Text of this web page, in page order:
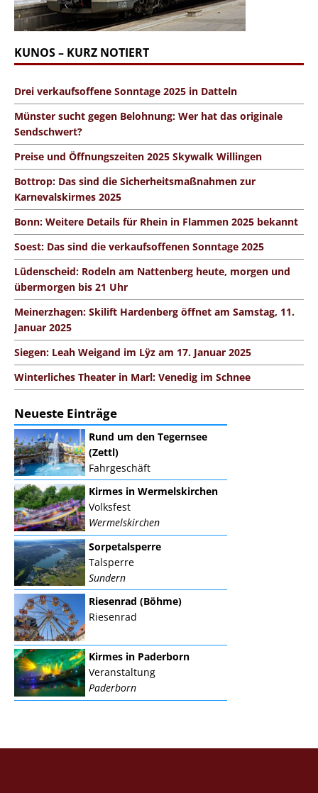
KUNOS – KURZ NOTIERT
Drei verkaufsoffene Sonntage 2025 in Datteln
Münster sucht gegen Belohnung: Wer hat das originale
Sendschwert?
Preise und Öffnungszeiten 2025 Skywalk Willingen
Bottrop: Das sind die Sicherheitsmaßnahmen zur
Karnevalskirmes 2025
Bonn: Weitere Details für Rhein in Flammen 2025 bekannt
Soest: Das sind die verkaufsoffenen Sonntage 2025
Lüdenscheid: Rodeln am Nattenberg heute, morgen und
übermorgen bis 21 Uhr
Meinerzhagen: Skilift Hardenberg öffnet am Samstag, 11.
Januar 2025
Siegen: Leah Weigand im Lÿz am 17. Januar 2025
Winterliches Theater in Marl: Venedig im Schnee
Neueste Einträge
Rund um den Tegernsee
(Zettl)
Fahrgeschäft
Kirmes in Wermelskirchen
Volksfest
Wermelskirchen
Sorpetalsperre
Talsperre
Sundern
Riesenrad (Böhme)
Riesenrad
Kirmes in Paderborn
Veranstaltung
Paderborn